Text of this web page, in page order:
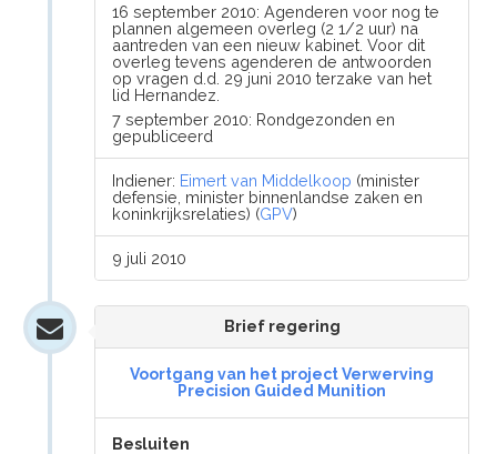
16 september 2010: Agenderen voor nog te
plannen algemeen overleg (2 1/2 uur) na
aantreden van een nieuw kabinet. Voor dit
overleg tevens agenderen de antwoorden
op vragen d.d. 29 juni 2010 terzake van het
lid Hernandez.
7 september 2010: Rondgezonden en
gepubliceerd
Indiener: Eimert van Middelkoop (minister
defensie, minister binnenlandse zaken en
koninkrijksrelaties) (GPV)
9 juli 2010
Brief regering
Voortgang van het project Verwerving
Precision Guided Munition
Besluiten